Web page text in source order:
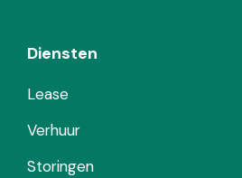
Diensten
Lease
Verhuur
Storingen